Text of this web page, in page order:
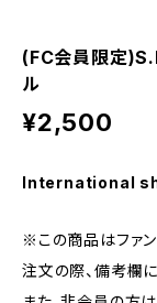
(FC会員限定
ル
¥2,500
International
※この商品はファ
注文の際、備考欄